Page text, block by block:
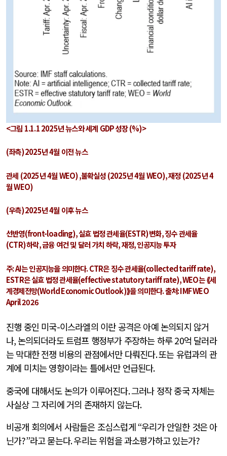
<그림 1.1.1 2025년 뉴스와 세계 GDP성장(%)>
(좌측) 2025년4월 이전 뉴스
관세 (2025년4월WEO) ,불확실성(2025년4월WEO),재정(2025년4
월WEO)
(우측) 2025년4월 이후 뉴스
선반영(front-loading),실효 법정 관세율(ESTR)변화,징수 관세율
(CTR)하락,금융 여건 및 달러 가치 하락,재정,인공지능 투자
주: AI는 인공지능을 의미한다. CTR은 징수 관세율(collected tariff rate),
ESTR은 실효 법정 관세율(effective statutory tariff rate), WEO는 ⟪세
계경제전망(World Economic Outlook)⟫을 의미한다.출처: IMF WEO
April 2026
진행 중인 미국-이스라엘의 이란 공격은 아예 논의되지 않거
나, 논의되더라도 트럼프 행정부가 주장하는 하루20억 달러라
는 막대한 전쟁 비용의 관점에서만 다뤄진다.또는 유럽과의 관
계에 미치는 영향이라는 틀에서만 언급된다.
중국에 대해서도 논의가 이루어진다.그러나 정작 중국 자체는
사실상 그 자리에 거의 존재하지 않는다.
비공개 회의에서 사람들은 조심스럽게 “우리가 안일한 것은 아
닌가?”라고 묻는다.우리는 위험을 과소평가하고 있는가?